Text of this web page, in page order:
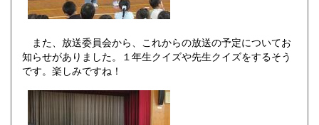
また、放送委員会から、これからの放送の予定についてお
知らせがありました。１年生クイズや先生クイズをするそう
です。楽しみですね！